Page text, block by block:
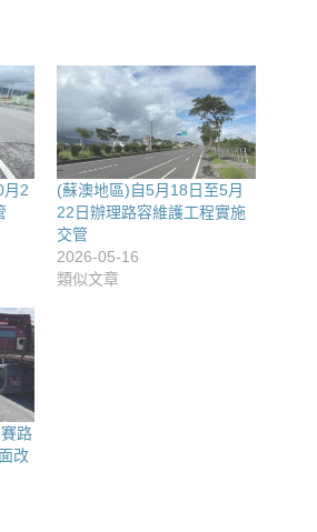
月2
(蘇澳地區)自5月18日至5月
22日辦理路容維護工程實施
交管
2026-05-16
類似文章
路
改